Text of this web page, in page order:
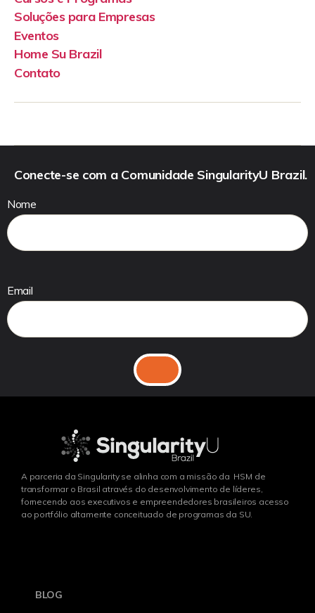
Soluções para Empresas
Eventos
Home Su Brazil
Contato
Conecte-se com a Comunidade SingularityU Brazil.
Nome
Email
A parceria da Singularity se alinha com a missão da HSM de
transformar o Brasil através do desenvolvimento de líderes,
fornecendo aos executivos e empreendedores brasileiros acesso
ao portfólio altamente conceituado de programas da SU.
BLOG